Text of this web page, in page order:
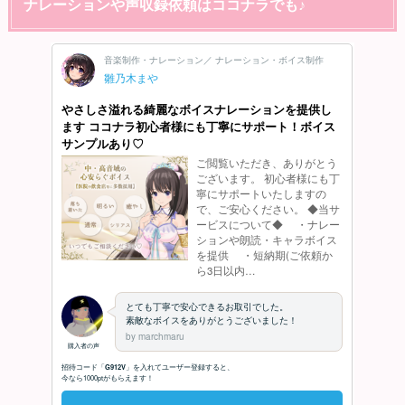
ナレーションや声収録依頼はココナラでも♪